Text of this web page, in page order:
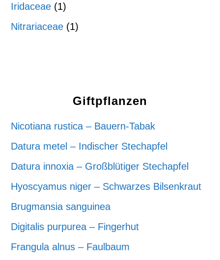
Iridaceae (1)
Nitrariaceae (1)
Giftpflanzen
Nicotiana rustica – Bauern-Tabak
Datura metel – Indischer Stechapfel
Datura innoxia – Großblütiger Stechapfel
Hyoscyamus niger – Schwarzes Bilsenkraut
Brugmansia sanguinea
Digitalis purpurea – Fingerhut
Frangula alnus – Faulbaum